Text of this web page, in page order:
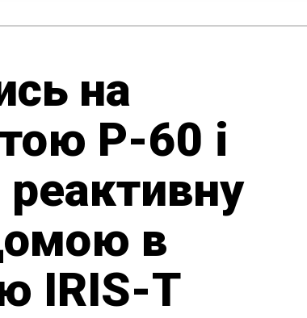
на
Р-60 і
в
IRIS-T